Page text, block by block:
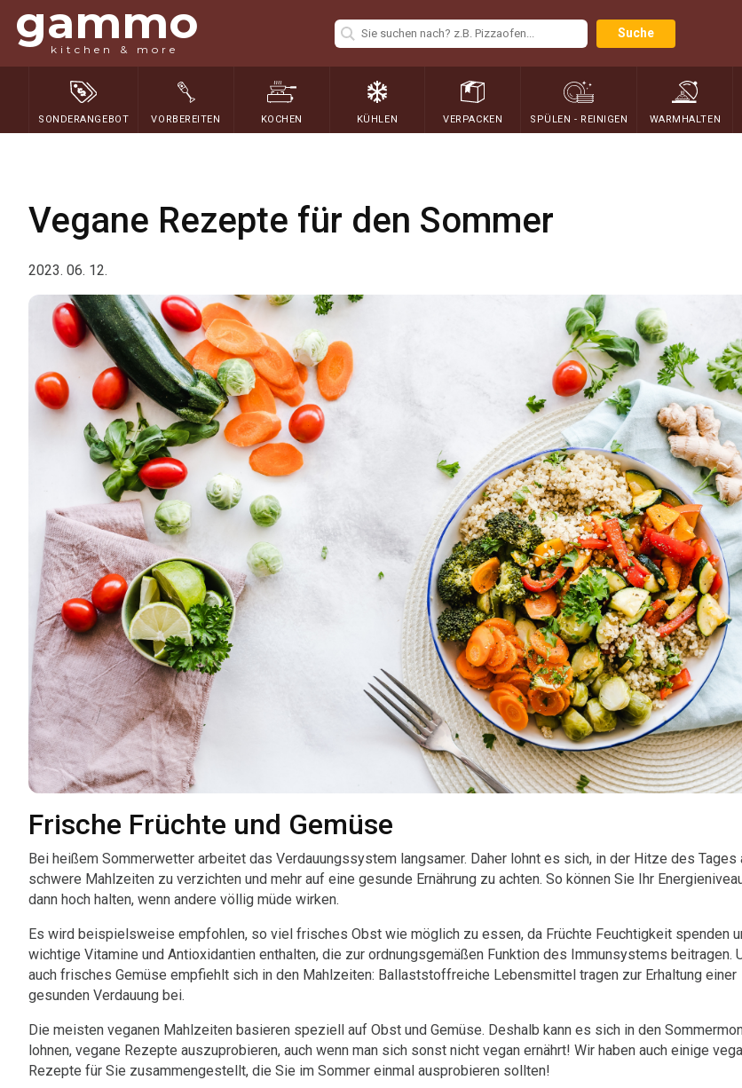
gammo
kitchen & more
Suche
SONDERANGEBOT VORBEREITEN KOCHEN KÜHLEN VERPACKEN SPÜLEN - REINIGEN WARMHALTEN
Vegane Rezepte für den Sommer
2023. 06. 12.
Frische Früchte und Gemüse
Bei heißem Sommerwetter arbeitet das Verdauungssystem langsamer. Daher lohnt es sich, in der Hitze des Tages
schwere Mahlzeiten zu verzichten und mehr auf eine gesunde Ernährung zu achten. So können Sie Ihr
dann hoch halten, wenn andere völlig müde wirken.
Es wird beispielsweise empfohlen, so viel frisches Obst wie möglich zu essen, da Früchte Feuchtigkeit spenden
wichtige Vitamine und Antioxidantien enthalten, die zur ordnungsgemäßen Funktion des Immunsystems beitragen.
auch frisches Gemüse empfiehlt sich in den Mahlzeiten: Ballaststoffreiche Lebensmittel tragen zur Erhaltung einer
gesunden Verdauung bei.
Die meisten veganen Mahlzeiten basieren speziell auf Obst und Gemüse. Deshalb kann es sich in den
lohnen, vegane Rezepte auszuprobieren, auch wenn man sich sonst nicht vegan ernährt! Wir haben auch einige
Rezepte für Sie zusammengestellt, die Sie im Sommer einmal ausprobieren sollten!